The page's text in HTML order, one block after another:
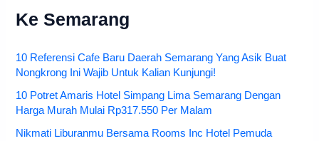
Ke Semarang
10 Referensi Cafe Baru Daerah Semarang Yang Asik Buat
Nongkrong Ini Wajib Untuk Kalian Kunjungi!
10 Potret Amaris Hotel Simpang Lima Semarang Dengan
Harga Murah Mulai Rp317.550 Per Malam
Nikmati Liburanmu Bersama Rooms Inc Hotel Pemuda